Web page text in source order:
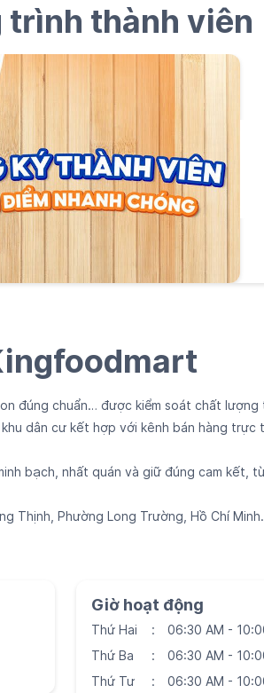
trình thành viên
đúng chuẩn… được kiểm soát chất
dân cư kết hợp với kênh bán hàng
bạch, nhất quán và giữ đúng cam kết,
Thịnh, Phường Long Trường, Hồ Chí Minh.
Giờ hoạt động
Thứ Hai
06:30 AM -
Thứ Ba
06:30 AM -
Thứ Tư
06:30 AM -